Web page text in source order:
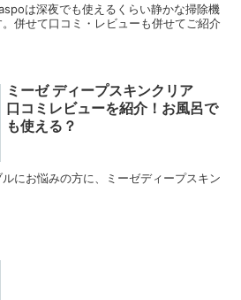
は深夜でも使えるくらい静かな掃除機
併せて口コミ・レビューも併せてご紹介
ミーゼ ディープスキンクリア
口コミレビューを紹介！お風呂で
も使える？
にお悩みの方に、ミーゼディープスキン